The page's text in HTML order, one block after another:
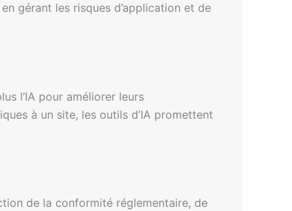
gérant les risques d’application et de
l’IA pour améliorer leurs
à un site, les outils d’IA promettent
de la conformité réglementaire, de